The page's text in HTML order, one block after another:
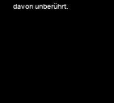
davon unberührt.